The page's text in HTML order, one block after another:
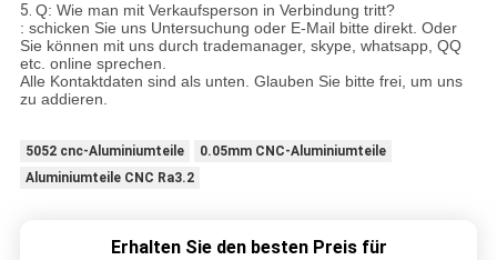
5. Q: Wie man mit Verkaufsperson in Verbindung tritt?
: schicken Sie uns Untersuchung oder E-Mail bitte direkt. Oder
Sie können mit uns durch trademanager, skype, whatsapp, QQ
etc. online sprechen.
Alle Kontaktdaten sind als unten. Glauben Sie bitte frei, um uns
zu addieren.
5052 cnc-Aluminiumteile
0.05mm CNC-Aluminiumteile
Aluminiumteile CNC Ra3.2
Erhalten Sie den besten Preis für